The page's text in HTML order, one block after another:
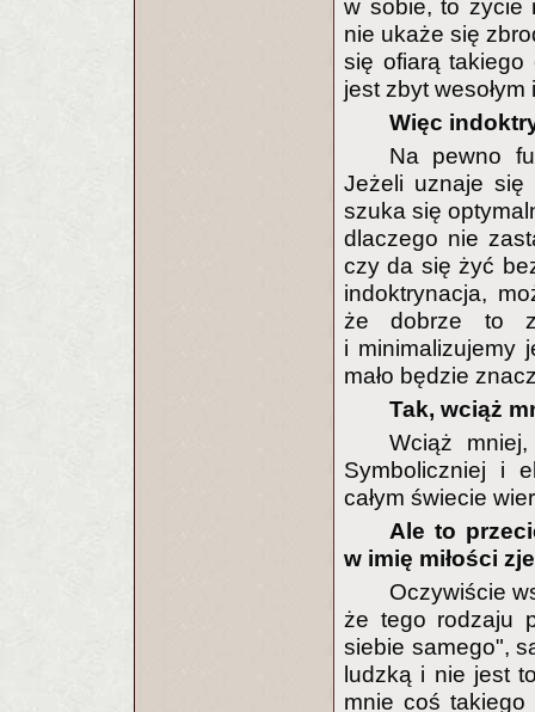
w sobie, to życie
nie ukaże się
się ofiarą takiego
jest zbyt
Więc
Na pewno
Jeżeli uznaje się
szuka się
dlaczego nie
czy da się żyć
indoktrynacja,
że dobrze to
i minimalizujemy
mało będzie
Tak, wciąż
Wciąż
Symboliczniej i
całym świecie
Ale to
w imię miłości
Oczywiście
że tego rodzaju
siebie samego",
ludzką i nie jest
mnie coś